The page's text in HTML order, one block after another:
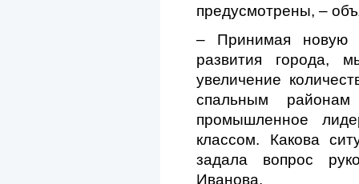
предусмотрены, –
– Принимая новую
развития города,
увеличение
спальным
промышленное
классом. Какова
задала вопрос
Иванова.